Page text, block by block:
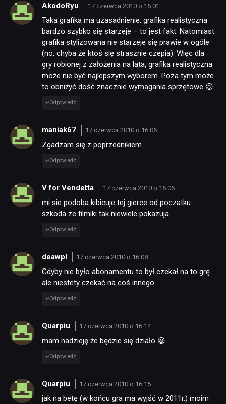
RECENZJE
AkodoRyu 17 czerwca 2010 o 16:01
Taka grafika ma uzasadnienie: grafika realistyczna
bardzo szybko się starzeje – to jest fakt. Natomiast
grafika stylizowana nie starzeje się prawie w ogóle
(no, chyba że ktoś się strasznie czepia). Więc dla
gry robionej z założenia na lata, grafika realistyczna
może nie być najlepszym wyborem. Poza tym może
to obniżyć dość znacznie wymagania sprzętowe 😉
Odpowiedz
maniak67 17 czerwca 2010 o 16:06
Zgadzam się z poprzednikiem.
Odpowiedz
V for Vendetta 17 czerwca 2010 o 16:06
mi sie podoba kibicuje tej gierce od poczatku…
szkoda ze filmiki tak niewiele pokazuja…
Odpowiedz
deawpl 17 czerwca 2010 o 16:08
Gdyby nie było abonamentu to był czekał na to grę
ale niestety czekać na coś innego .
Odpowiedz
Quarpiu 17 czerwca 2010 o 16:14
mam nadzieję że będzie się działo 😀
Odpowiedz
Quarpiu 17 czerwca 2010 o 16:15
jak na betę (w końcu gra ma wyjść w 2011r.) moim